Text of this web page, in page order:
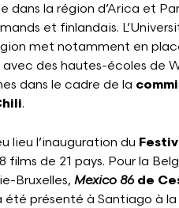
dans la région d’Arica et
et finlandais.
met notamment en
des hautes-écoles de
dans le cadre de la
.
lieu l’inauguration du
films de 21 pays. Pour la
Bruxelles, Mexico 86de
présenté à Santiago à